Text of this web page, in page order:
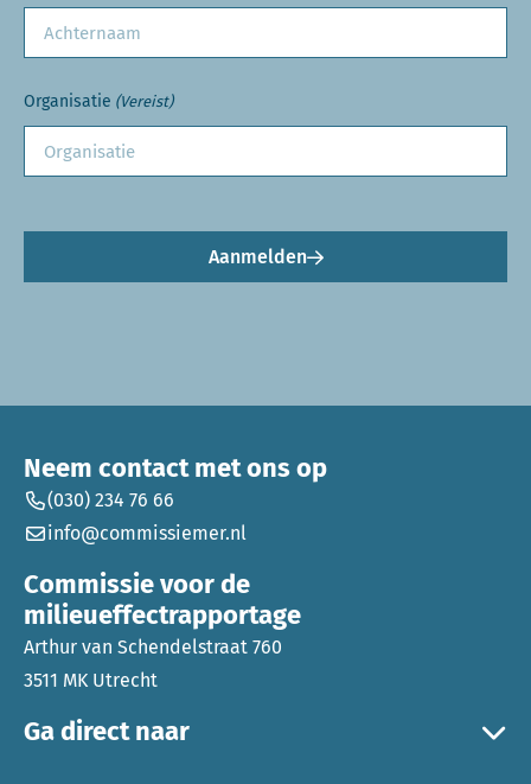
Organisatie (Vereist)
Aanmelden
Ga direct naar
Neem contact met ons op
(030) 234 76 66
info@commissiemer.nl
Commissie voor de
milieueffectrapportage
Arthur van Schendelstraat 760
3511 MK Utrecht